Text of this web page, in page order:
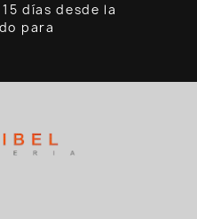
días desde la
para